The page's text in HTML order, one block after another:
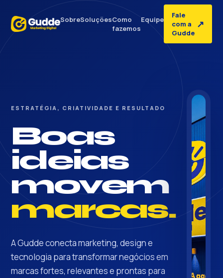
SobreSoluçõesComo
fazemos
Equipe
Fale
com a
Gudde
↗
ESTRATÉGIA, CRIATIVIDADE E RESULTADO
Boas
ideias
movem
marcas.
A Gudde conecta marketing, design e
tecnologia para transformar negócios em
marcas fortes, relevantes e prontas para